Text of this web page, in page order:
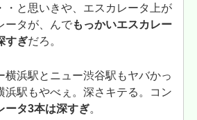
・と思いきや、エスカレータ上が
ータが、んでもっかいエスカレー
すぎだろ。
横浜駅とニュー渋谷駅もヤバかっ
浜駅もやべぇ。深さキテる。コン
ータ3本は深すぎ。